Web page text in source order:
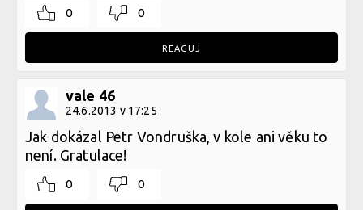
0 0
REAGUJ
vale 46
24.6.2013 v 17:25
Jak dokázal Petr Vondruška, v kole ani věku to
není. Gratulace!
0 0